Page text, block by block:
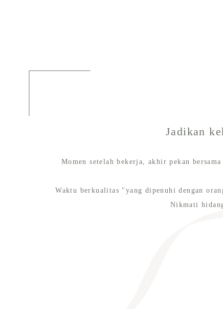
Jadikan
Momen setelah bekerja, akhir pekan
Waktu berkualitas "yang dipenuhi dengan
Nikmati